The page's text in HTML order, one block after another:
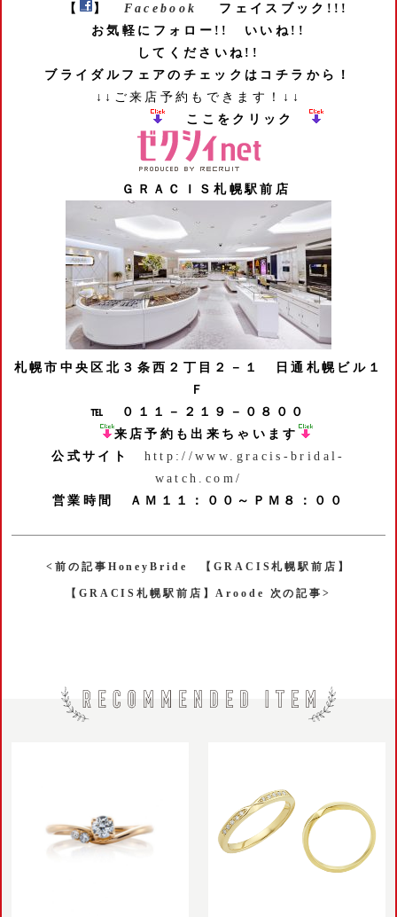
【
】 Facebook
フェイスブック!!!
お気軽にフォロー!! いいね!!
してくださいね!!
ブライダルフェアのチェックはコチラから！
↓↓ご来店予約もできます！↓↓
ここをクリック
ＧＲＡＣＩＳ札幌駅前店
札幌市中央区北３条西２丁目２－１
日通札幌ビル１
Ｆ
℡ ０１１－２１９－０８００
来店予約も出来ちゃいます
公式サイト
http://www.gracis-bridal-
watch.com/
営業時間 ＡＭ１１：００～ＰＭ８：００
<前の記事HoneyBride 【GRACIS札幌駅前店】
【GRACIS札幌駅前店】Aroode 次の記事>